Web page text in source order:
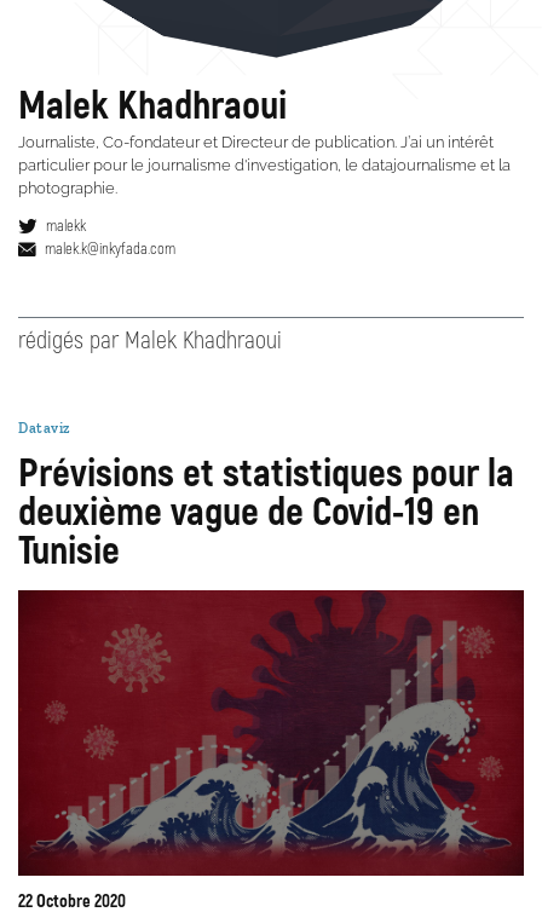
Malek Khadhraoui
Journaliste, Co-fondateur et Directeur de publication. J’ai un intérêt
particulier pour le journalisme d'investigation, le datajournalisme et la
photographie.
malekk
malek.k@inkyfada.com
rédigés par Malek Khadhraoui
Dataviz
Prévisions et statistiques pour la
deuxième vague de Covid-19 en
Tunisie
22 Octobre 2020